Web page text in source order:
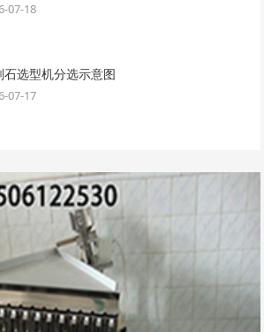
07-18
石选型机分选示意图
07-17